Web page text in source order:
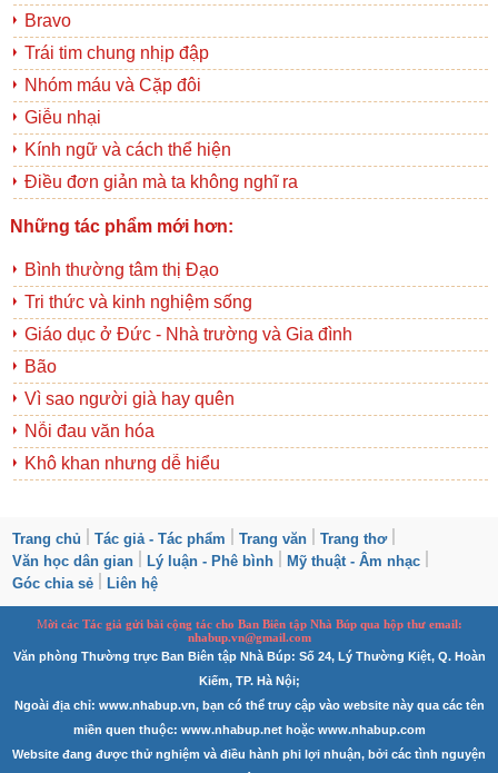
Bravo
Trái tim chung nhịp đập
Nhóm máu và Cặp đôi
Giễu nhại
Kính ngữ và cách thể hiện
Điều đơn giản mà ta không nghĩ ra
Những tác phẩm mới hơn:
Bình thường tâm thị Đạo
Tri thức và kinh nghiệm sống
Giáo dục ở Đức - Nhà trường và Gia đình
Bão
Vì sao người già hay quên
Nỗi đau văn hóa
Khô khan nhưng dễ hiểu
Trang chủ Tác giả - Tác phẩm Trang văn
Trang thơ
Văn học dân gian
Lý luận - Phê bình
Mỹ thuật - Âm nhạc
Góc chia sẻ
Liên hệ
Mời các Tác giả gửi bài cộng táccho Ban Biên tập Nhà Búp qua hộp thư email:
nhabup.vn@gmail.com
Văn phòng Thường trực Ban Biên tập Nhà Búp: Số 24, Lý Thường Kiệt, Q. Hoàn
Kiếm, TP. Hà Nội;
Ngoài địa chỉ: www.nhabup.vn, bạn có thể truy cập vào website này qua các tên
miền quen thuộc: www.nhabup.net hoặc www.nhabup.com
Website đang được thử nghiệm và điều hành phi lợi nhuận, bởi các tình nguyện